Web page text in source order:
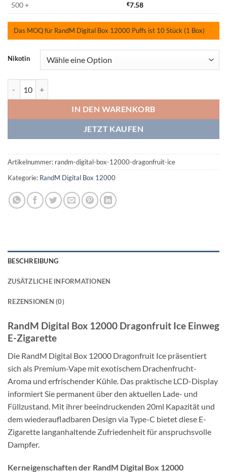
500 +
€7.58
Das MOQ für RandM Digital Box 12000 Puffs ist 10 Stück (1 Box)
Nikotin
IN DEN WARENKORB
JETZT KAUFEN
Artikelnummer: randm-digital-box-12000-dragonfruit-ice
Kategorie: RandM Digital Box 12000
BESCHREIBUNG
ZUSÄTZLICHE INFORMATIONEN
REZENSIONEN (0)
RandM Digital Box 12000 Dragonfruit Ice Einweg
E-Zigarette
Die RandM Digital Box 12000 Dragonfruit Ice präsentiert
sich als Premium-Vape mit exotischem Drachenfrucht-
Aroma und erfrischender Kühle. Das praktische LCD-Display
informiert Sie permanent über den aktuellen Lade- und
Füllzustand. Mit ihrer beeindruckenden 20ml Kapazität und
dem wiederaufladbaren Design via Type-C bietet diese E-
Zigarette langanhaltende Zufriedenheit für anspruchsvolle
Dampfer.
Kerneigenschaften der RandM Digital Box 12000